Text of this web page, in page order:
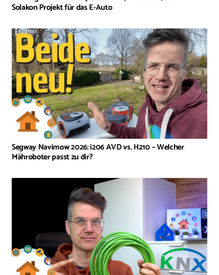
Solakon Projekt für das E-Auto
Segway Navimow 2026: i206 AVD vs. H210 – Welcher
Mähroboter passt zu dir?